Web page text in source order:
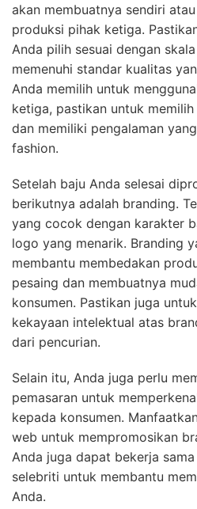
akan membuatnya sendiri
produksi pihak ketiga.
Anda pilih sesuai dengan
memenuhi standar kualitas
Anda memilih untuk
ketiga, pastikan untuk
dan memiliki pengalaman
fashion.
Setelah baju Anda selesai
berikutnya adalah branding.
yang cocok dengan karakter
logo yang menarik. Branding
membantu membedakan
pesaing dan membuatnya
konsumen. Pastikan juga
kekayaan intelektual atas
dari pencurian.
Selain itu, Anda juga perlu
pemasaran untuk
kepada konsumen.
web untuk mempromosikan
Anda juga dapat bekerja
selebriti untuk membantu
Anda.